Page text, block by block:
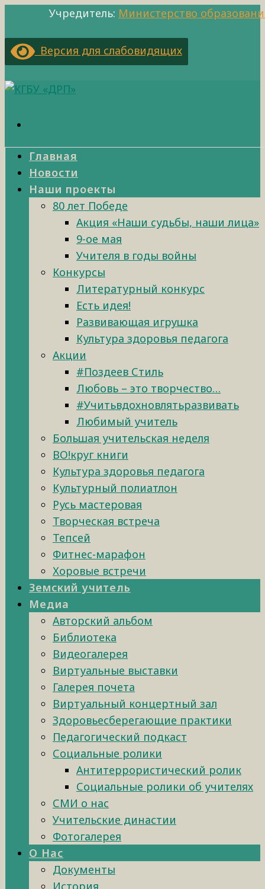
Учредитель: Министерство
Версия для слабовидящих
Главная
Новости
Наши проекты
80 лет Победе
Акция «Наши судьбы, наши лица»
9-ое мая
Учителя в годы войны
Конкурсы
Литературный конкурс
Есть идея!
Развивающая игрушка
Культура здоровья педагога
Акции
#Поздеев Стиль
Любовь – это творчество…
#Учитьвдохновлятьразвивать
Любимый учитель
Большая учительская неделя
ВО!круг книги
Культура здоровья педагога
Культурный полиатлон
Русь мастеровая
Творческая встреча
Тепсей
Фитнес-марафон
Хоровые встречи
Земский учитель
Медиа
Авторский альбом
Библиотека
Видеогалерея
Виртуальные выставки
Галерея почета
Виртуальный концертный зал
Здоровьесберегающие практики
Педагогический подкаст
Социальные ролики
Антитеррористический ролик
Социальные ролики об учителях
СМИ о нас
Учительские династии
Фотогалерея
О Нас
Документы
История